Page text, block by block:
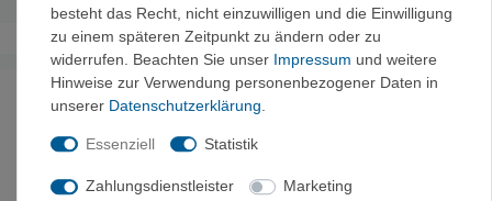
Noch sind keine Bewertungen vorhanden.
Es erfolgt keine Prüfung auf Echtheit der Bewertungen.
besteht das Recht, nicht einzuwilligen und die Einwilligung
zu einem späteren Zeitpunkt zu ändern oder zu
widerrufen. Beachten Sie unser Impressum und weitere
Hinweise zur Verwendung personenbezogener Daten in
unserer Daten­schutz­erklärung
Essenziell Statistik
Zahlungsdienstleister Marketing